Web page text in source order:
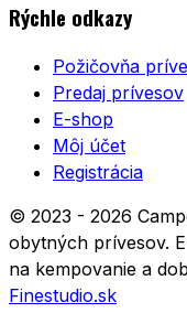
Rýchle odkazy
Požičovňa
Predaj prívesov
E-shop
Môj účet
Registrácia
© 2023 - 2026
obytných prívesov.
na kempovanie a
Finestudio.sk